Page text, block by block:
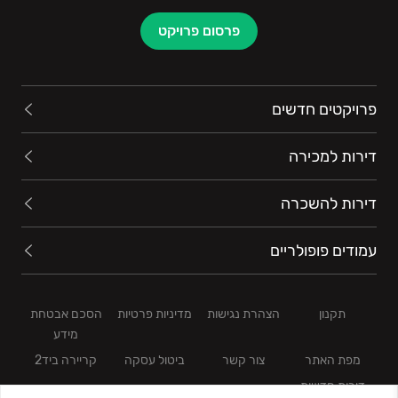
פרסום פרויקט
פרויקטים חדשים
דירות למכירה
דירות להשכרה
עמודים פופולריים
תקנון הצהרת נגישות מדיניות פרטיות
הסכם אבטחת
מידע
מפת האתר
צור קשר ביטול עסקה
קריירה ביד2
דירות חדשות